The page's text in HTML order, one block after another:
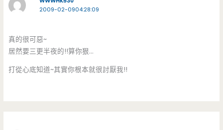
2009-02-0904:28:09
真的很可惡~
居然要三更半夜的!!算你狠…
打從心底知道~其實你根本就很討厭我!!